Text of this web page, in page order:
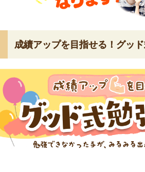
成績アップを目指せる！グッ